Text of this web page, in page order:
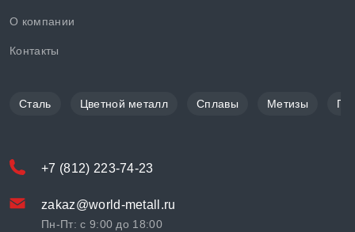
О компании
Контакты
Сталь Цветной металл Сплавы Метизы
+7 (812) 223-74-23
zakaz@world-metall.ru
Пн-Пт: с 9:00 до 18:00